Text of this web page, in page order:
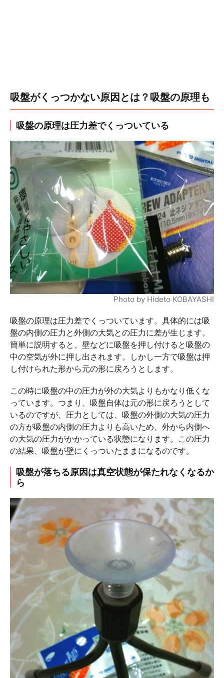
吸盤がくっつかない原因とは？吸盤の原理も
吸盤の原理は圧力差でくっついている
Photo by Hideto KOBAYASHI
吸盤の原理は圧力差でくっついています。具体的には吸
盤の内側の圧力と外側の大気との圧力に差が生じます。
簡単に説明すると、壁などに吸盤を押し付けると吸盤の
中の空気が外に押し出されます。しかし一方で吸盤は押
し付けられた形から元の形に戻ろうとします。
この時に吸盤の中の圧力が外の大気よりもかなり低くな
っています。つまり、吸盤自体は元の形に戻ろうとして
いるのですが、圧力としては、吸盤の外側の大気の圧力
の方が吸盤の内側の圧力よりも高いため、外から内側へ
の大気の圧力がかかっている状態になります。この圧力
の結果、吸盤が壁にくっついたままになるのです。
吸盤が落ちる原因は真空状態が保たれなくなるか
ら